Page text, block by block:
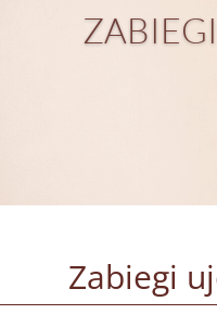
Zabiegi